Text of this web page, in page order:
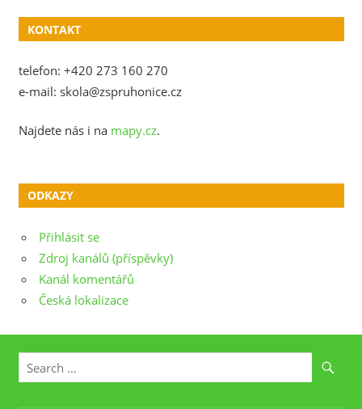
KONTAKT
telefon: +420 273 160 270
e-mail: skola@zspruhonice.cz
Najdete nás i na mapy.cz.
ODKAZY
Přihlásit se
Zdroj kanálů (příspěvky)
Kanál komentářů
Česká lokalizace